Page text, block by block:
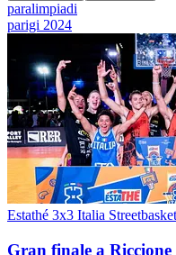
paralimpiadi
parigi 2024
Estathé 3x3 Italia
Gran finale a